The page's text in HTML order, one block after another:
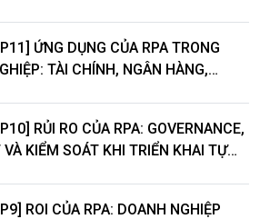
ỨNG DỤNG CỦA RPA TRONG
TÀI CHÍNH, NGÂN HÀNG,
RỦI RO CỦA RPA: GOVERNANCE,
KIỂM SOÁT KHI TRIỂN KHAI TỰ
ROI CỦA RPA: DOANH NGHIỆP